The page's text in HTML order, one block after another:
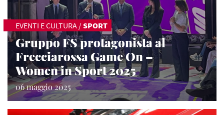
EVENTI E CULTURA /SPORT
Gruppo FS protagonista al
Frecciarossa Game On –
Women in Sport 2025
06 maggio 2025